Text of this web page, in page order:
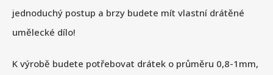
jednoduchý postup a brzy budete mít vlastní drátěné
umělecké dílo!
K výrobě budete potřebovat drátek o průměru 0,8-1mm,